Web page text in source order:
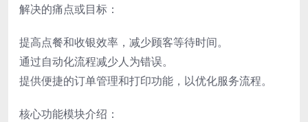
解决的痛点或目标：
提高点餐和收银效率，减少顾客等待时间。
通过自动化流程减少人为错误。
提供便捷的订单管理和打印功能，以优化服务流程。
核心功能模块介绍：